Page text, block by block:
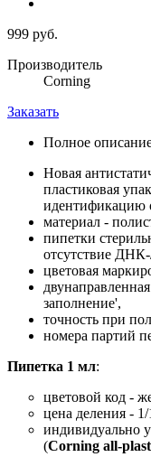
999 руб.
Производитель
Corning
Заказать
Полное
Новая
пластиковая
идентификацию
материал -
пипетки
отсутствие
цветовая
заполнение',
точность при
номера партий
Пипетка 1 мл:
цветовой код -
цена деления - 1/
индивидуально
(Corning all-